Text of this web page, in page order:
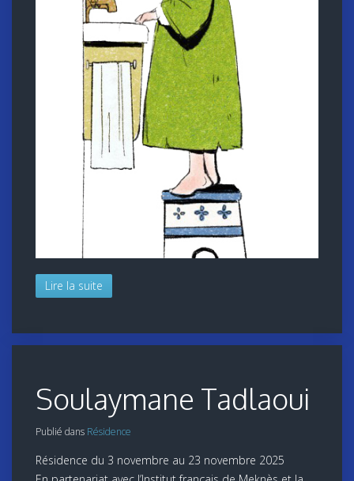
Lire la suite
Soulaymane Tadlaoui
Publié dans Résidence
Résidence du 3 novembre au 23 novembre 2025